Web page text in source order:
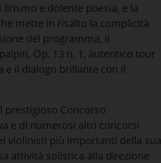
e dolente poesia, e la
mette in risalto la complicità
del programma, il
Op. 13 n. 1, autentico tour
e il dialogo brillante con il
prestigioso Concorso
e di numerosi altri concorsi
violinisti più importanti della sua
attività solistica alla direzione